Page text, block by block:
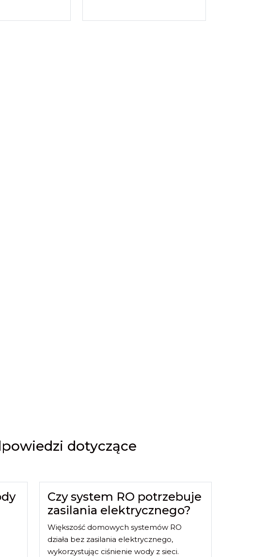
dotyczące
Czy system RO potrzebuje
zasilania elektrycznego?
Większość domowych systemów RO
działa bez zasilania elektrycznego,
wykorzystując ciśnienie wody z sieci.